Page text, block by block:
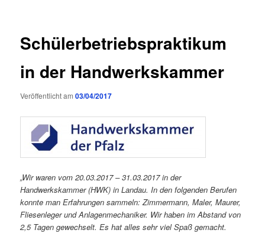
Schülerbetriebspraktikum
in der Handwerkskammer
Veröffentlicht am03/04/2017
„Wir waren vom 20.03.2017 – 31.03.2017 in der
Handwerkskammer (HWK) in Landau. In den folgenden Berufen
konnte man Erfahrungen sammeln: Zimmermann, Maler, Maurer,
Fliesenleger und Anlagenmechaniker. Wir haben im Abstand von
2,5 Tagen gewechselt. Es hat alles sehr viel Spaß gemacht.